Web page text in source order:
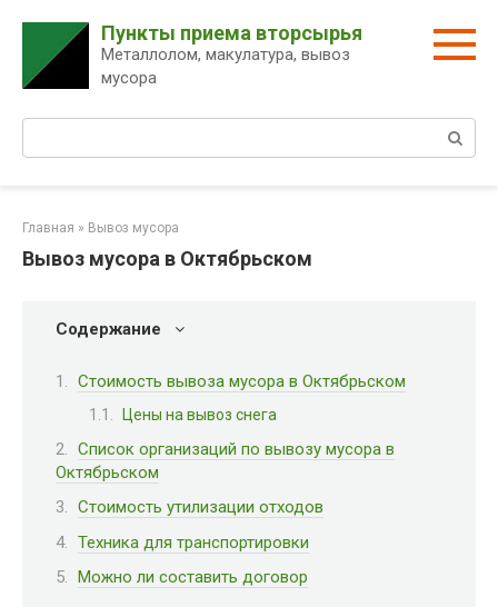
контенту
Пункты приема вторсырья
Металлолом, макулатура, вывоз
мусора
Главная » Вывоз мусора
Вывоз мусора в Октябрьском
Содержание
Стоимость вывоза мусора в Октябрьском
Цены на вывоз снега
Список организаций по вывозу мусора в
Октябрьском
Стоимость утилизации отходов
Техника для транспортировки
Можно ли составить договор